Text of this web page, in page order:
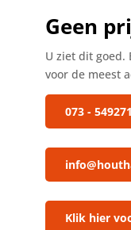
Geen
U ziet dit goed.
voor de meest
073 -
Klik hier